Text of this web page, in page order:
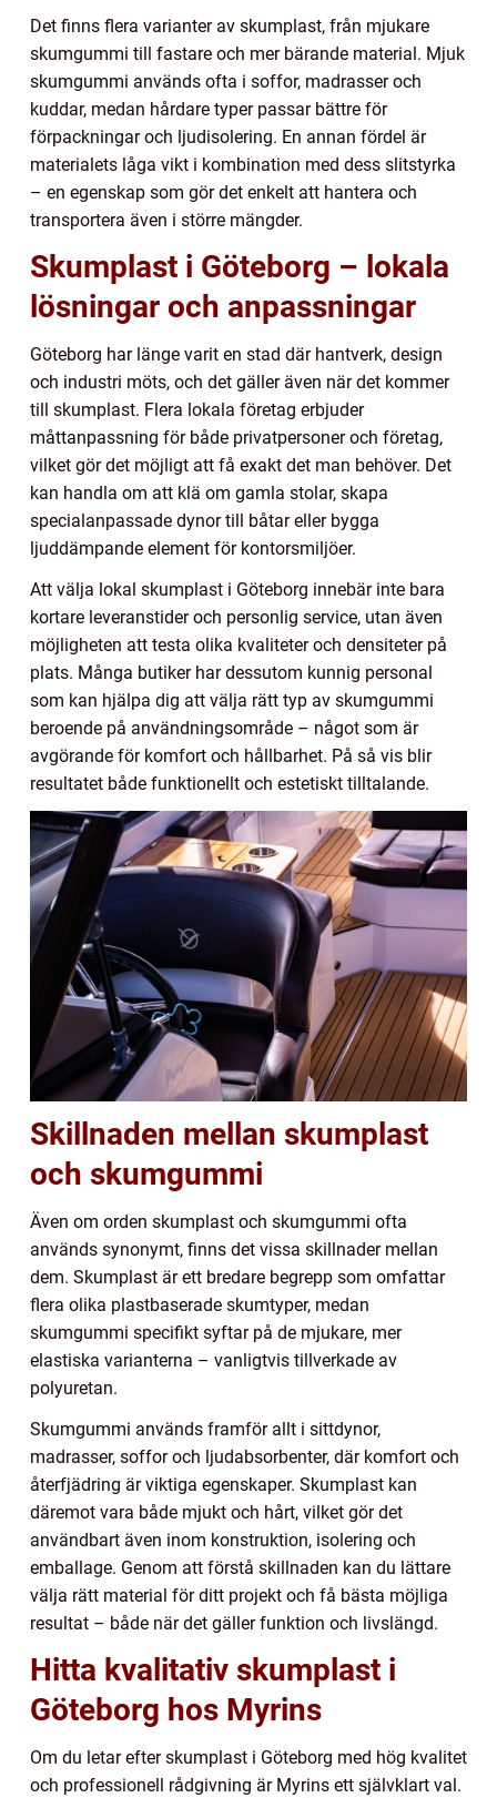
Det finns flera varianter av skumplast, från mjukare
skumgummi till fastare och mer bärande material. Mjuk
skumgummi används ofta i soffor, madrasser och
kuddar, medan hårdare typer passar bättre för
förpackningar och ljudisolering. En annan fördel är
materialets låga vikt i kombination med dess slitstyrka
– en egenskap som gör det enkelt att hantera och
transportera även i större mängder.
Skumplast i Göteborg – lokala
lösningar och anpassningar
Göteborg har länge varit en stad där hantverk, design
och industri möts, och det gäller även när det kommer
till skumplast. Flera lokala företag erbjuder
måttanpassning för både privatpersoner och företag,
vilket gör det möjligt att få exakt det man behöver. Det
kan handla om att klä om gamla stolar, skapa
specialanpassade dynor till båtar eller bygga
ljuddämpande element för kontorsmiljöer.
Att välja lokal skumplast i Göteborg innebär inte bara
kortare leveranstider och personlig service, utan även
möjligheten att testa olika kvaliteter och densiteter på
plats. Många butiker har dessutom kunnig personal
som kan hjälpa dig att välja rätt typ av skumgummi
beroende på användningsområde – något som är
avgörande för komfort och hållbarhet. På så vis blir
resultatet både funktionellt och estetiskt tilltalande.
Skillnaden mellan skumplast
och skumgummi
Även om orden skumplast och skumgummi ofta
används synonymt, finns det vissa skillnader mellan
dem. Skumplast är ett bredare begrepp som omfattar
flera olika plastbaserade skumtyper, medan
skumgummi specifikt syftar på de mjukare, mer
elastiska varianterna – vanligtvis tillverkade av
polyuretan.
Skumgummi används framför allt i sittdynor,
madrasser, soffor och ljudabsorbenter, där komfort och
återfjädring är viktiga egenskaper. Skumplast kan
däremot vara både mjukt och hårt, vilket gör det
användbart även inom konstruktion, isolering och
emballage. Genom att förstå skillnaden kan du lättare
välja rätt material för ditt projekt och få bästa möjliga
resultat – både när det gäller funktion och livslängd.
Hitta kvalitativ skumplast i
Göteborg hos Myrins
Om du letar efter skumplast i Göteborg med hög kvalitet
och professionell rådgivning är Myrins ett självklart val.